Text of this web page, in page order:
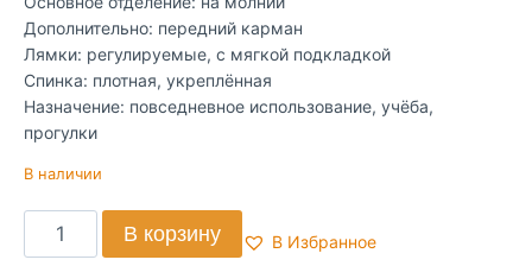
Дополнительно: передний карман
Лямки: регулируемые, с мягкой подкладкой
Спинка: плотная, укреплённая
Назначение: повседневное использование, учёба,
прогулки
В наличии
В корзину В Избранное